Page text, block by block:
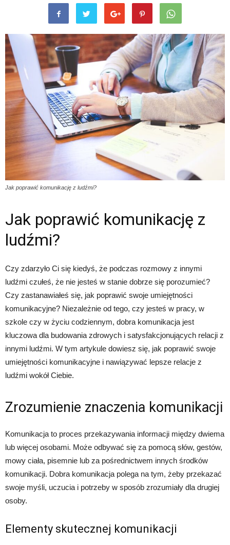
Jak poprawić komunikację z ludźmi?
Jak poprawić komunikację z
ludźmi?
Czy zdarzyło Ci się kiedyś, że podczas rozmowy z innymi
ludźmi czułeś, że nie jesteś w stanie dobrze się porozumieć?
Czy zastanawiałeś się, jak poprawić swoje umiejętności
komunikacyjne? Niezależnie od tego, czy jesteś w pracy, w
szkole czy w życiu codziennym, dobra komunikacja jest
kluczowa dla budowania zdrowych i satysfakcjonujących relacji z
innymi ludźmi. W tym artykule dowiesz się, jak poprawić swoje
umiejętności komunikacyjne i nawiązywać lepsze relacje z
ludźmi wokół Ciebie.
Zrozumienie znaczenia komunikacji
Komunikacja to proces przekazywania informacji między dwiema
lub więcej osobami. Może odbywać się za pomocą słów, gestów,
mowy ciała, pisemnie lub za pośrednictwem innych środków
komunikacji. Dobra komunikacja polega na tym, żeby przekazać
swoje myśli, uczucia i potrzeby w sposób zrozumiały dla drugiej
osoby.
Elementy skutecznej komunikacji